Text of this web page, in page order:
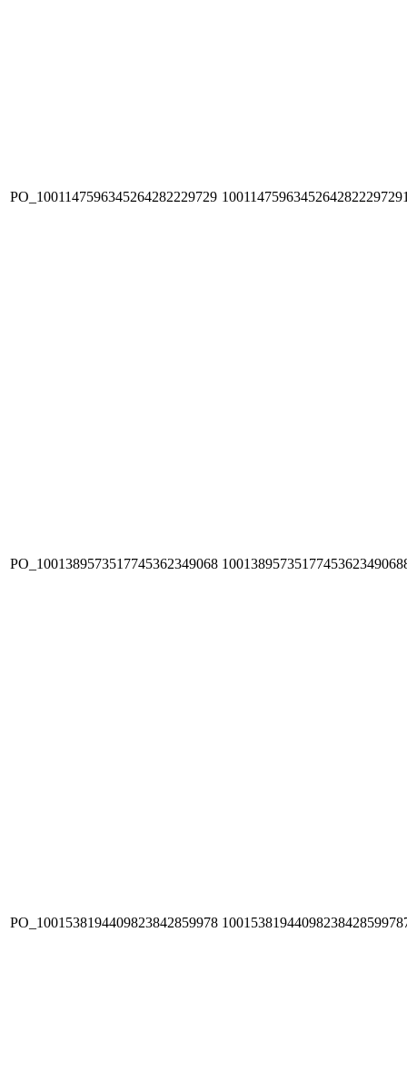
PO_1001147596345264282229729
PO_1001389573517745362349068
PO_1001538194409823842859978